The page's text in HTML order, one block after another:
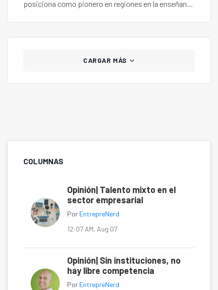
posiciona como pionero en regiones en la enseñanza
CARGAR MÁS
COLUMNAS
Opinión| Talento mixto en el
sector empresarial
Por EntrepreNerd
12:07 AM, Aug 07
Opinión| Sin instituciones, no
hay libre competencia
Por EntrepreNerd